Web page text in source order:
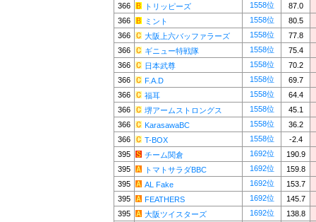
366
トリッピーズ 1558位
87.0
366
ミント 1558位
80.5
366
大阪上六バッファラーズ 1558位
77.8
366
ギニュー特戦隊 1558位
75.4
366
日本武尊 1558位
70.2
366
F.A.D 1558位
69.7
366
福耳 1558位
64.4
366
堺アームストロングス 1558位
45.1
366
KarasawaBC 1558位
36.2
366
T-BOX 1558位
-2.4
395
チーム関倉 1692位
190.9
395
トマトサラダBBC 1692位
159.8
395
AL Fake 1692位
153.7
395
FEATHERS 1692位
145.7
395
大阪ツイスターズ 1692位 138.8